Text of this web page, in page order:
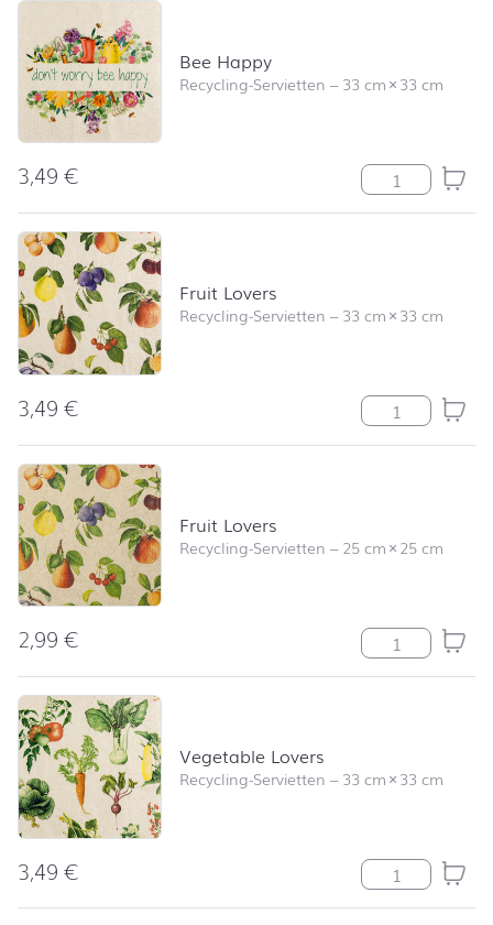
Bee Happy
Recycling-Servietten –33 cm×33 cm
3,49€ Bee Happy
Fruit Lovers
Recycling-Servietten –33 cm×33 cm
3,49€ Fruit Lovers
Fruit Lovers
Recycling-Servietten –25 cm×25 cm
2,99€ Fruit Lovers
Vegetable Lovers
Recycling-Servietten –33 cm×33 cm
3,49€ Vegetable